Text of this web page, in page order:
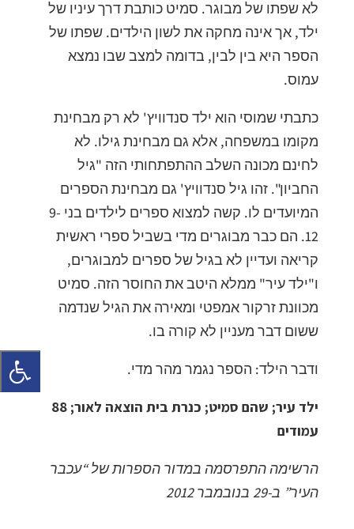
לא שפתו של מבוגר. סמיט כותבת דרך עיניו של
ילד, אך אינה מחקה את לשון הילדים. שפתו של
הספר היא בין לבין, בדומה למצב שבו נמצא
עמוס.
כתבתי שמוסי הוא ילד סנדוויץ' לא רק מבחינת
מקומו במשפחה, אלא גם מבחינת גילו. לא
לחינם מכונה השלב ההתפתחותי הזה "גיל
החביון". זהו גיל סנדוויץ' גם מבחינת הספרים
המיועדים לו. קשה למצוא ספרים לילדים בני 9-
12. הם כבר מבוגרים מדי בשביל ספרי ראשית
קריאה ועדיין לא בגיל של ספרים למבוגרים,
ו"ילד עיר" ממלא היטב את החוסר הזה. סמיט
מכוונת זרקור אמפטי ומאירה את הגיל שנדמה
ששום דבר מעניין לא קורה בו.
ודבר הילד: הספר נגמר מהר מדי.
ילד עיר; שהם סמיט; כנרת בית הוצאה לאור; 88
עמודים
הרשימה התפרסמה במדור הספרות של “עכבר
העיר” ב-29 בנובמבר 2012